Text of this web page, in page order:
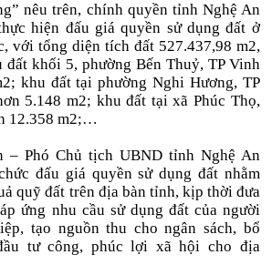
nêu trên, chính quyền tỉnh Nghệ An
hiện đấu giá quyền sử dụng đất ở
với tổng diện tích đất 527.437,98 m2,
khối 5, phường Bến Thuỷ, TP Vinh
khu đất tại phường Nghi Hương, TP
5.148 m2; khu đất tại xã Phúc Thọ,
12.358 m2;…
– Phó Chủ tịch UBND tỉnh Nghệ An
đấu giá quyền sử dụng đất nhằm
quỹ đất trên địa bàn tỉnh, kịp thời đưa
ứng nhu cầu sử dụng đất của người
tạo nguồn thu cho ngân sách, bổ
tư công, phúc lợi xã hội cho địa